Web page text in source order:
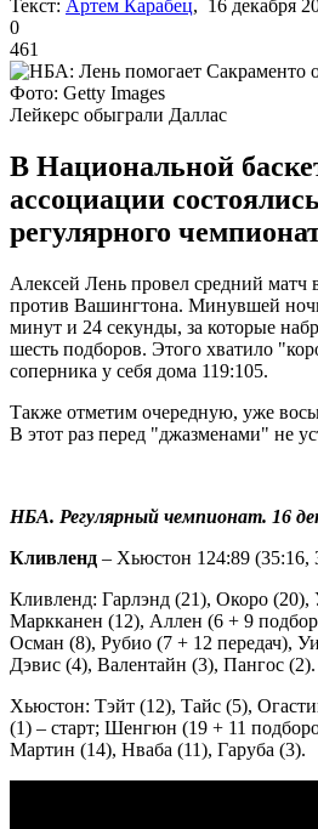
Текст: Артем Карабец, 16 декабря
0
461
Фото: Getty Images
Лейкерс обыграли Даллас
В Национальной
ассоциации
регулярного
Алексей Лень провел средний матч
против Вашингтона. Минувшей
минут и 24 секунды, за которые
шесть подборов. Этого хватило
соперника у себя дома 119:105.
Также отметим очередную, уже
В этот раз перед "джазменами" не
НБА. Регулярный чемпионат. 16
Кливленд – Хьюстон 124:89 (35:16,
Кливленд: Гарлэнд (21), Окоро (20),
Маркканен (12), Аллен (6 + 9
Осман (8), Рубио (7 + 12 передач),
Дэвис (4), Валентайн (3), Пангос (2).
Хьюстон: Тэйт (12), Тайс (5),
(1) – старт; Шенгюн (19 + 11
Мартин (14), Нваба (11), Гаруба (3).